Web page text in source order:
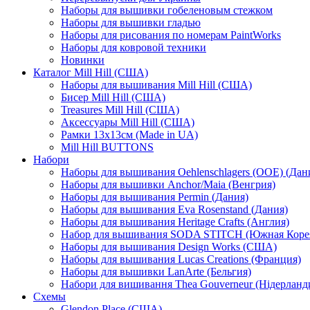
Наборы для вышивки гобеленовым стежком
Наборы для вышивки гладью
Наборы для рисования по номерам PaintWorks
Наборы для ковровой техники
Новинки
Каталог Mill Hill (США)
Наборы для вышивания Mill Hill (США)
Бисер Mill Hill (США)
Treasures Mill Hill (США)
Аксессуары Mill Hill (США)
Рамки 13х13см (Made in UA)
Mill Hill BUTTONS
Набори
Наборы для вышивания Oehlenschlagers (OOE)
Наборы для вышивки Anchor/Maia (Венгрия)
Наборы для вышивания Permin (Дания)
Наборы для вышивания Eva Rosenstand (Дания)
Наборы для вышивания Heritage Crafts (Англия)
Набор для вышивания SODA STITCH (Южная
Наборы для вышивания Design Works (США)
Наборы для вышивания Lucas Creations (Франция)
Наборы для вышивки LanArte (Бельгия)
Набори для вишивання Thea Gouverneur
Схемы